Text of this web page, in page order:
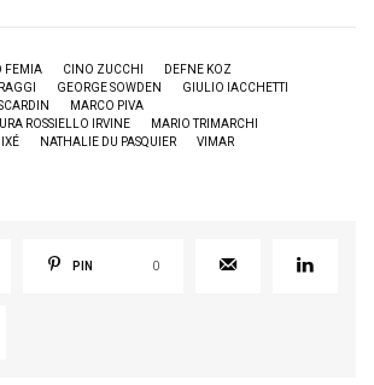
FEMIA CINO ZUCCHI
DEFNE KOZ
GEORGE SOWDEN
GIULIO IACCHETTI
MARCO PIVA
ROSSIELLO IRVINE
MARIO TRIMARCHI
NATHALIE DU PASQUIER VIMAR
PIN 0